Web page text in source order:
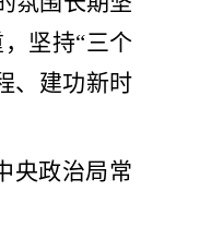
坚持“三个
、建功新时
央政治局常